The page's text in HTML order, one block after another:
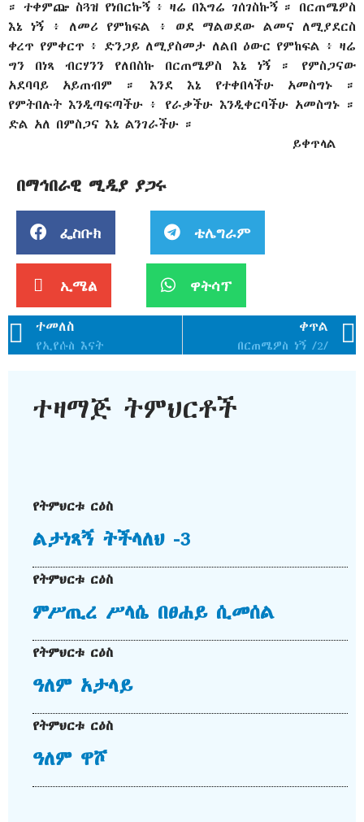
። ተቀምጬ ስጓዝ የነበርኩኝ ፥ ዛሬ በእግሬ ገሰገስኩኝ ። በርጠሜዎስ
እኔ ነኝ ፥ ለመሪ የምከፍል ፥ ወደ ማልወደው ልመና ለሚያደርስ
ቀረጥ የምቀርጥ ፥ ድንጋይ ለሚያስመታ ለልበ ዕውር የምከፍል ፥ ዛሬ
ግን በነጻ ብርሃንን የለበስኩ በርጠሜዎስ እኔ ነኝ ። የምስጋናው
አደባባይ አይጠብም ። እንደ እኔ የተቀበላችሁ አመስግኑ ።
የምትበሉት እንዲጣፍጣችሁ ፥ የራቃችሁ እንዲቀርባችሁ አመስግኑ ።
ድል አለ በምስጋና እኔ ልንገራችሁ ።
ይቀጥላል
በማኅበራዊ ሚዲያ ያጋሩ
ፌስቡክ ቴሌግራም
ኢሜል ዋትሳፕ
ተመለስ
የኢየሱስ እናት
ቀጥል
በርጠሜዎስ ነኝ /2/
ተዛማጅ ትምህርቶች
የትምህርቱ ርዕስ
ልታነጻኝ ትችላለህ -3
የትምህርቱ ርዕስ
ምሥጢረ ሥላሴ በፀሐይ ሲመሰል
የትምህርቱ ርዕስ
ዓለም አታላይ
የትምህርቱ ርዕስ
ዓለም ዋሾ